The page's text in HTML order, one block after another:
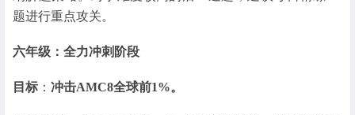
题进行重点攻关。
六年级：全力冲刺阶段
目标 ： 冲击AMC8全球前1%。